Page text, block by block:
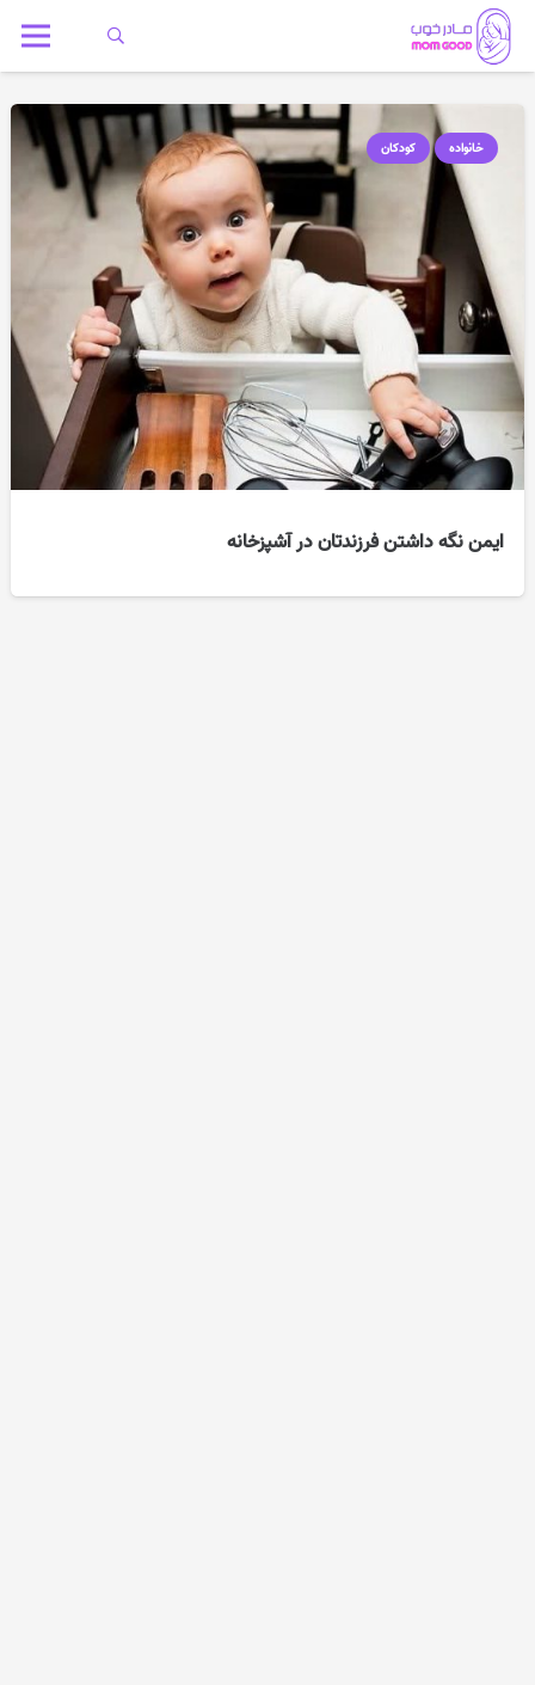
خانواده کودکان
ایمن نگه داشتن فرزندتان در آشپزخانه